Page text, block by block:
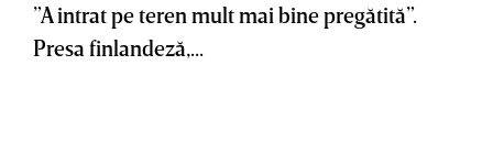
”A intrat pe teren mult mai bine pregătită”.
Presa finlandeză,...